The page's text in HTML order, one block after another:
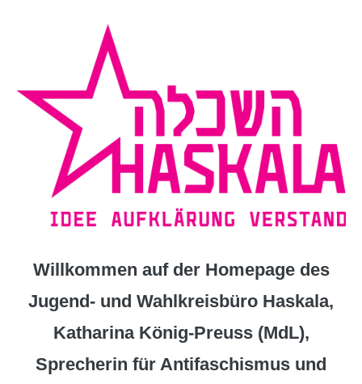
Willkommen auf der Homepage des
Jugend- und Wahlkreisbüro Haskala,
Katharina König-Preuss (MdL),
Sprecherin für Antifaschismus und